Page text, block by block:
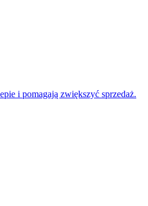
i pomagają zwiększyć sprzedaż.